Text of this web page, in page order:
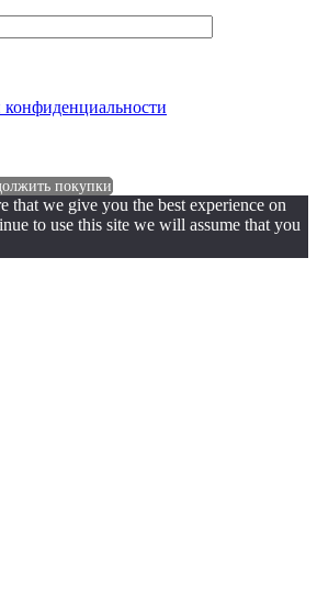
конфиденциальности
покупки
that we give you the best experience on
to use this site we will assume that you